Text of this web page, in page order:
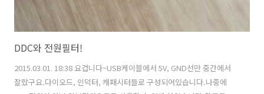
DDC와 전원필터!
2015.03.01. 18:38 요겁니다~USB케이블에서 5V, GND선만 중간에서
잘랐구요.다이오드, 인덕터, 캐패시터들로 구성되어있습니다.나중에